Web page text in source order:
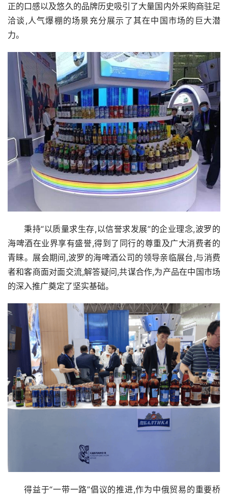
正的口感以及悠久的品牌历史吸引了大量国内外采购商驻足
洽谈,人气爆棚的场景充分展示了其在中国市场的巨大潜
力。
秉持“以质量求生存,以信誉求发展”的企业理念,波罗的
海啤酒在业界享有盛誉,得到了同行的尊重及广大消费者的
青睐。展会期间,波罗的海啤酒公司的领导亲临展台,与消费
者和客商面对面交流,解答疑问,共谋合作,为产品在中国市场
的深入推广奠定了坚实基础。
得益于“一带一路”倡议的推进,作为中俄贸易的重要桥